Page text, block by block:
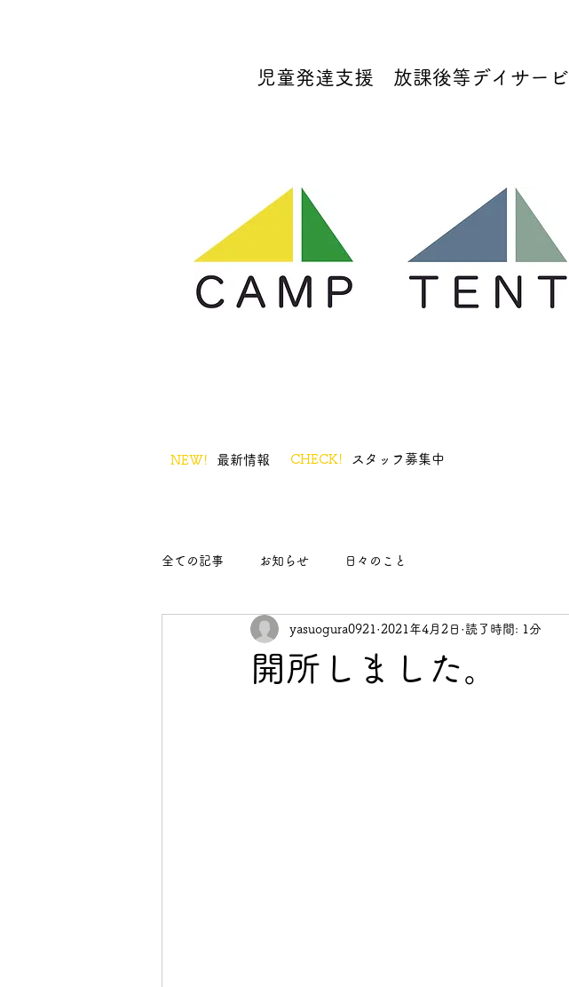
児童発達支援 放課後等デイサー
NEW! 最新情報 CHECK! スタッフ募集中
全ての記事 お知らせ 日々のこと
開所しました。
yasuogura0921 2021年4月2日 読了時間: 1分